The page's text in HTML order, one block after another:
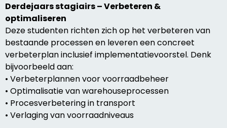
Derdejaars stagiairs – Verbeteren &
optimaliseren
Deze studenten richten zich op het verbeteren van
bestaande processen en leveren een concreet
verbeterplan inclusief implementatievoorstel. Denk
bijvoorbeeld aan:
• Verbeterplannen voor voorraadbeheer
• Optimalisatie van warehouseprocessen
• Procesverbetering in transport
• Verlaging van voorraadniveaus